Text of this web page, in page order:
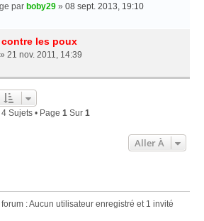
par boby29 » 08 sept. 2013, 19:10
les poux
» 21 nov. 2011, 14:39
4 Sujets • Page 1 Sur 1
Aller À
: Aucun utilisateur enregistré et 1 invité